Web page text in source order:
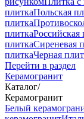
плиткаПольская
плитка
плиткаРоссийская
плиткаСиреневая
плиткаЧерная
Перейти в раздел
Керамогранит
Каталог/
Керамогранит
Белый